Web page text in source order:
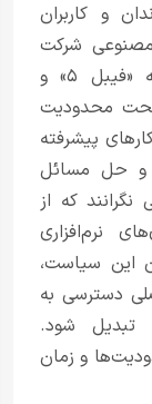
و کاربران
شرکت
آنتروپیک مسدود کند. این دو مدل که «فیبل ۵» و
تحت محدودیت
پیشرفته
و حل مسائل
که از
نرم‌افزاری
این سیاست،
دسترسی به
تبدیل شود.
و زمان